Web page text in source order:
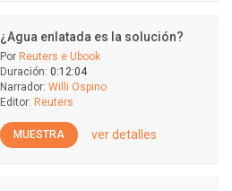
¿Agua enlatada es la solución?
Por Reuters e Ubook
Duración: 0:12:04
Narrador: Willi Ospino
Editor: Reuters
MUESTRA ver detalles